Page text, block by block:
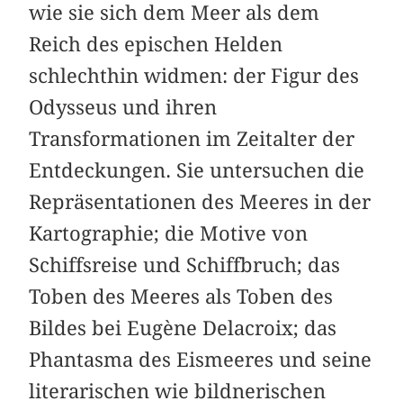
wie sie sich dem Meer als dem
Reich des epischen Helden
schlechthin widmen: der Figur des
Odysseus und ihren
Transformationen im Zeitalter der
Entdeckungen. Sie untersuchen die
Repräsentationen des Meeres in der
Kartographie; die Motive von
Schiffsreise und Schiffbruch; das
Toben des Meeres als Toben des
Bildes bei Eugène Delacroix; das
Phantasma des Eismeeres und seine
literarischen wie bildnerischen